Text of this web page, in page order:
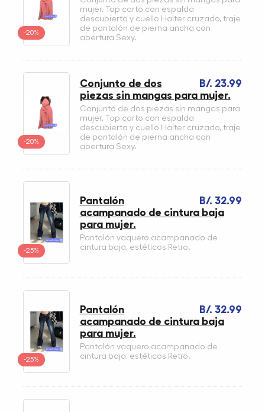
-20%
mujer, Top corto con espalda
descubierta y cuello Halter cruzado, traje
de pantalón de pierna ancha con
abertura Sexy.
-20%
B/. 23.99
Conjunto de dos
piezas sin mangas para mujer.
Conjunto de dos piezas sin mangas para
mujer, Top corto con espalda
descubierta y cuello Halter cruzado, traje
de pantalón de pierna ancha con
abertura Sexy.
-25%
B/. 32.99
Pantalón
acampanado de cintura baja
para mujer.
Pantalón vaquero acampanado de
cintura baja, estéticos Retro.
-25%
B/. 32.99
Pantalón
acampanado de cintura baja
para mujer.
Pantalón vaquero acampanado de
cintura baja, estéticos Retro.